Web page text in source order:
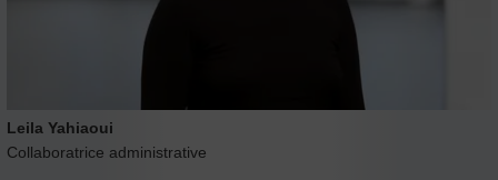
Leila Yahiaoui
Collaboratrice administrative